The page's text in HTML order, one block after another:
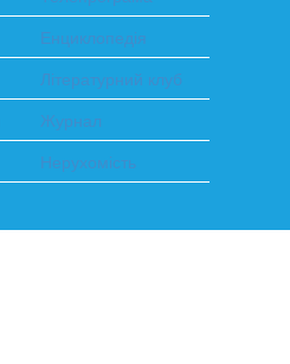
Енциклопедія
Літературний клуб
Журнал
Нерухомість